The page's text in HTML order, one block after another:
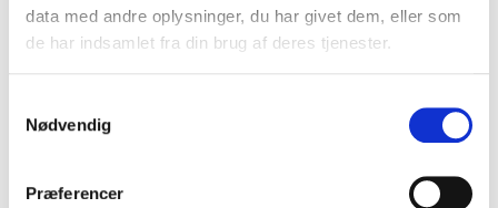
data med andre oplysninger, du har givet dem, eller som
de har indsamlet fra din brug af deres tjenester.
Nødvendig
Præferencer
Fastgørelsesbeslag B133K
15,00 DKK